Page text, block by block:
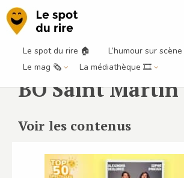
Le spot du rire 🏠
L’humour sur
Le mag 🗞️
La médiathèque 🎞️
BO Saint Martin
Voir les contenus